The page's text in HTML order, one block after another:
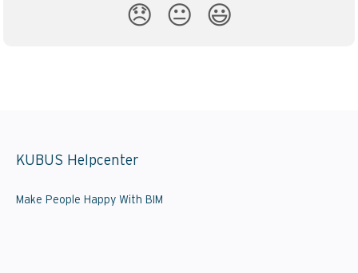
😞 😐 😃
KUBUS Helpcenter
Make People Happy With BIM